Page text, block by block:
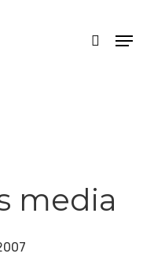
search
Menu
media